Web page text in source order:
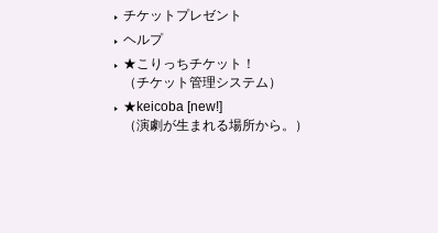
チケットプレゼント
ヘルプ
★こりっちチケット！
（チケット管理システム）
★keicoba [new!]
（演劇が生まれる場所から。）